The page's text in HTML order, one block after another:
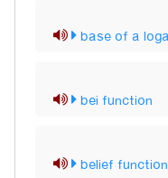
base of a
bei function
belief function